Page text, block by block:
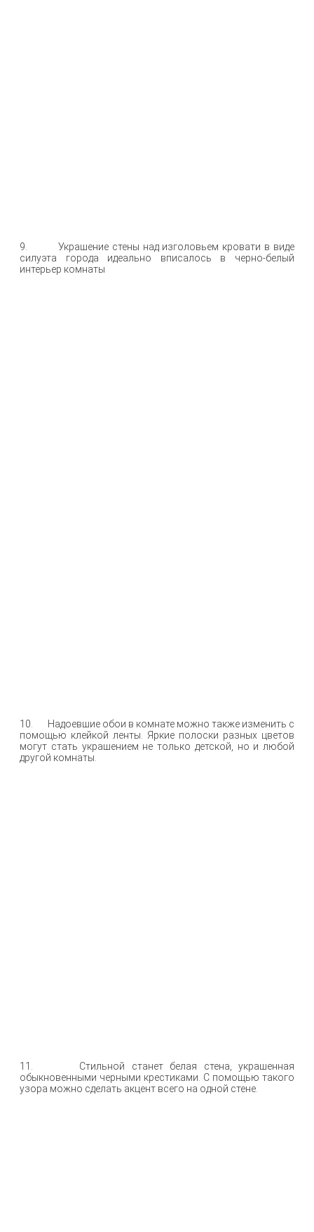
9. Украшение стены над изголовьем кровати в виде
силуэта города идеально вписалось в черно-белый
интерьер комнаты
10. Надоевшие обои в комнате можно также изменить с
помощью клейкой ленты. Яркие полоски разных цветов
могут стать украшением не только детской, но и любой
другой комнаты.
11. Стильной станет белая стена, украшенная
обыкновенными черными крестиками. С помощью такого
узора можно сделать акцент всего на одной стене.